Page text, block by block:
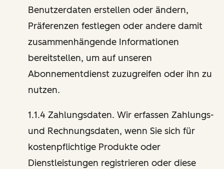
Benutzerdaten erstellen oder ändern,
Präferenzen festlegen oder andere damit
zusammenhängende Informationen
bereitstellen, um auf unseren
Abonnementdienst zuzugreifen oder ihn zu
nutzen.
1.1.4 Zahlungsdaten. Wir erfassen Zahlungs-
und Rechnungsdaten, wenn Sie sich für
kostenpflichtige Produkte oder
Dienstleistungen registrieren oder diese